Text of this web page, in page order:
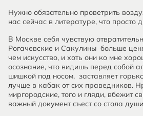
Нужно обязательно проветрить
нас сейчас в литературе, что просто
В Москве себя чувствую
Рогачевские и Сакулины больше
чем искусство, и хоть они ко мне
осознание, что видишь перед собой
шишкой под носом, заставляет
лучше в кабак от сих праведников.
миргородские, того и гляди, вбежит
важный документ съест со стола